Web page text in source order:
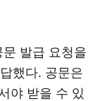
발급 요청을
했다. 공문은
야 받을 수 있